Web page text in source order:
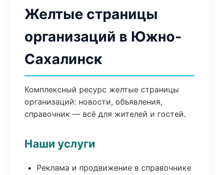
Желтые страницы
организаций в Южно-
Сахалинск
Комплексный ресурс желтые страницы
организаций: новости, объявления,
справочник — всё для жителей и гостей.
Наши услуги
Реклама и продвижение в справочнике